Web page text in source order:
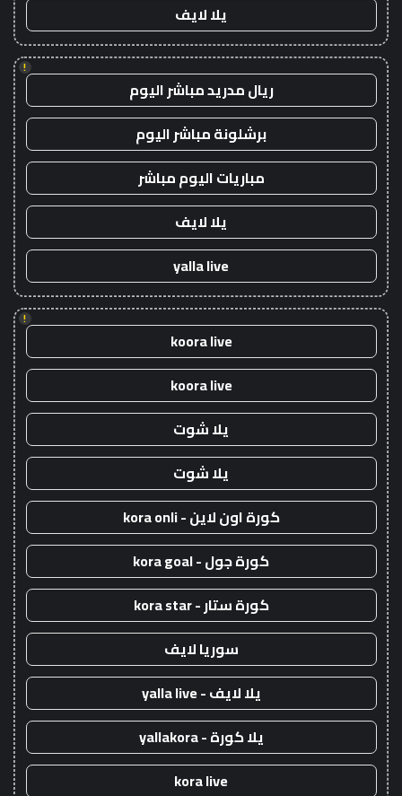
يلا لايف
!
ريال مدريد مباشر اليوم
برشلونة مباشر اليوم
مباريات اليوم مباشر
يلا لايف
yalla live
!
koora live
koora live
يلا شوت
يلا شوت
كورة اون لاين - kora onli
كورة جول - kora goal
كورة ستار - kora star
سوريا لايف
يلا لايف - yalla live
يلا كورة - yallakora
kora live